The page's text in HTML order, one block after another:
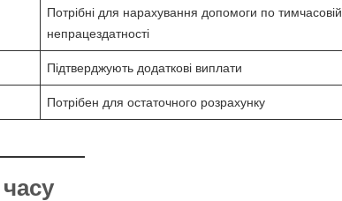
Потрібні для нарахування допомоги по тимчасовій
непрацездатності
Підтверджують додаткові виплати
Потрібен для остаточного розрахунку